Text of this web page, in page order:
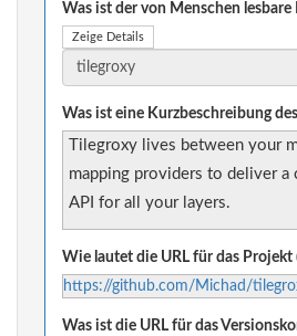
Was ist der von Menschen lesbare
Zeige Details
Was ist eine Kurzbeschreibung
Tilegroxy lives between your
mapping providers to deliver a
API for all your layers.
Wie lautet die URL für das Projekt
https://github.com/Michad/
Was ist die URL für das